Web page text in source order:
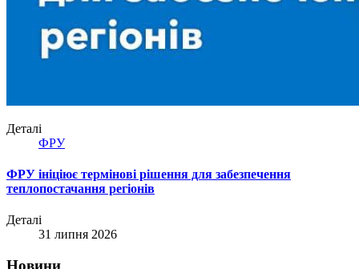
Деталі
ФРУ
ФРУ ініціює термінові рішення для забезпечення
теплопостачання регіонів
Деталі
31 липня 2026
Новини